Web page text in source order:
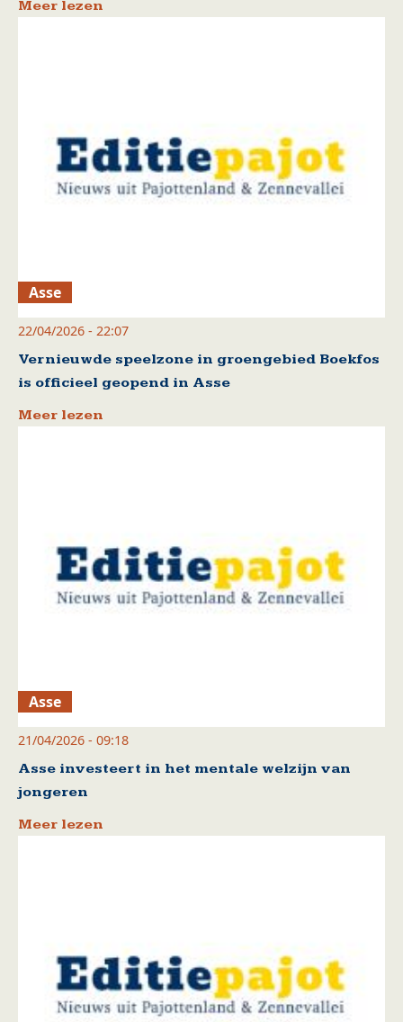
Meer lezen
Asse
22/04/2026 - 22:07
Vernieuwde speelzone in groengebied Boekfos
is officieel geopend in Asse
Meer lezen
Asse
21/04/2026 - 09:18
Asse investeert in het mentale welzijn van
jongeren
Meer lezen